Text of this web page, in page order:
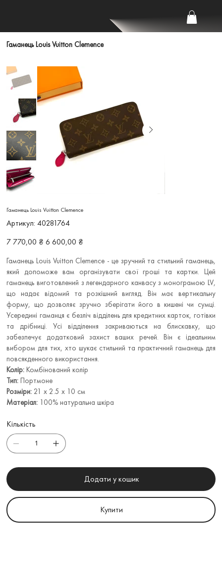
Гаманець Louis Vuitton Clemence
Гаманець Louis Vuitton Clemence
Артикул:
Артикул
40281764
40281764
Звичайна
ціна
7 770,00 ₴
Ціна
зі
6 600,00 ₴
Гаманець Louis Vuitton Clemence - це зручний та стильний гаманець,
який допоможе вам організувати свої гроші та картки. Цей
гаманець виготовлений з легендарного канвасу з монограмою LV,
що надає відомий та розкішний вигляд. Він має вертикальну
форму, що дозволяє зручно зберігати його в кишені чи сумці.
Усередині гаманця є безліч відділень для кредитних карток, готівки
та дрібниці. Усі відділення закриваються на блискавку, що
забезпечує додатковий захист ваших речей. Він є ідеальним
вибором для тих, хто шукає стильний та практичний гаманець для
повсякденного використання.
Колір: Комбінований колір
Тип: Портмоне
Розміри: 21 x 2.5 x 10 см
Матеріал: 100% натуральна шкіра
Кількість
Додати у кошик
Купити